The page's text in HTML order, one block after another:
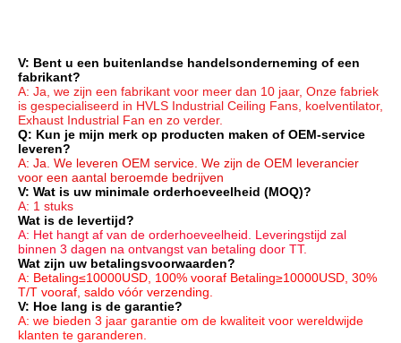
V: Bent u een buitenlandse handelsonderneming of een
fabrikant?
A: Ja, we zijn een fabrikant voor meer dan 10 jaar, Onze fabriek
is gespecialiseerd in HVLS Industrial Ceiling Fans, koelventilator,
Exhaust Industrial Fan en zo verder.
Q: Kun je mijn merk op producten maken of OEM-service
leveren?
A: Ja. We leveren OEM service. We zijn de OEM leverancier
voor een aantal beroemde bedrijven
V: Wat is uw minimale orderhoeveelheid (MOQ)?
A: 1 stuks
Wat is de levertijd?
A: Het hangt af van de orderhoeveelheid. Leveringstijd zal
binnen 3 dagen na ontvangst van betaling door TT.
Wat zijn uw betalingsvoorwaarden?
A: Betaling≤10000USD, 100% vooraf Betaling≥10000USD, 30%
T/T vooraf, saldo vóór verzending.
V: Hoe lang is de garantie?
A: we bieden 3 jaar garantie om de kwaliteit voor wereldwijde
klanten te garanderen.